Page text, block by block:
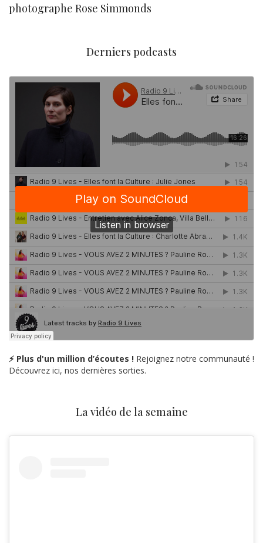
photographe Rose Simmonds
Derniers podcasts
⚡ Plus d'un million d’écoutes ! Rejoignez notre communauté !
Découvrez ici, nos dernières sorties.
La vidéo de la semaine